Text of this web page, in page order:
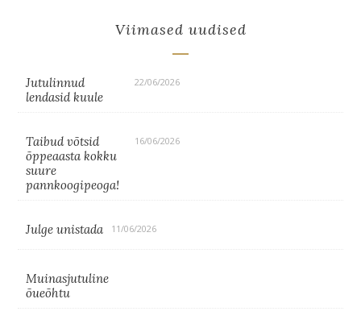
Viimased uudised
Jutulinnud
lendasid kuule
22/06/2026
Taibud võtsid
õppeaasta kokku
suure
pannkoogipeoga!
16/06/2026
Julge unistada 11/06/2026
Muinasjutuline
õueõhtu